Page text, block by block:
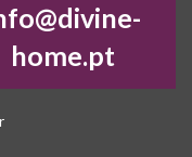
home.pt